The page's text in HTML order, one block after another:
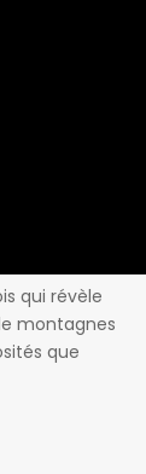
qui révèle
montagnes
que